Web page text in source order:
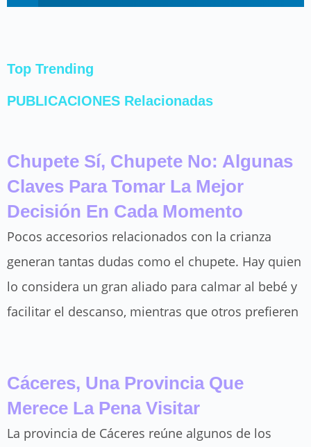
Top Trending
PUBLICACIONES Relacionadas
Chupete Sí, Chupete No: Algunas
Claves Para Tomar La Mejor
Decisión En Cada Momento
Pocos accesorios relacionados con la crianza
generan tantas dudas como el chupete. Hay quien
lo considera un gran aliado para calmar al bebé y
facilitar el descanso, mientras que otros prefieren
Cáceres, Una Provincia Que
Merece La Pena Visitar
La provincia de Cáceres reúne algunos de los